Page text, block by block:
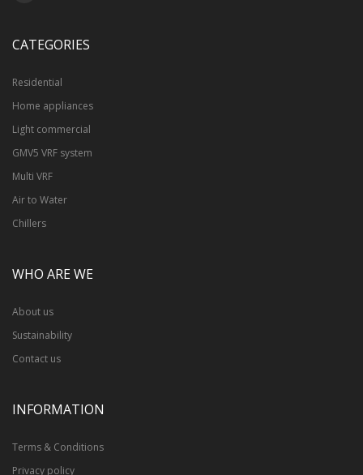
CATEGORIES
Residential
Home appliances
Light commercial
GMV5 VRF system
Multi VRF
Air to Water
Chillers
WHO ARE WE
About us
Sustainability
Contact us
INFORMATION
Terms & Conditions
Privacy policy